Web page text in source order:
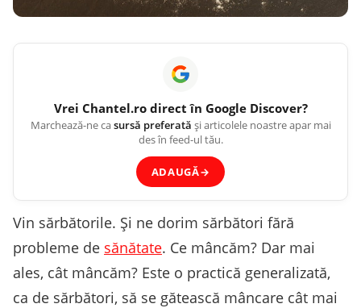
Vrei Chantel.rodirect în Google Discover?
Marchează-ne casursă preferată și articolele noastre apar mai
des în feed-ul tău.
ADAUGĂ→
Vin sărbătorile. Și ne dorim sărbători fără
probleme de sănătate. Ce mâncăm? Dar mai
ales, cât mâncăm? Este o practică generalizată,
ca de sărbători, să se gătească mâncare cât mai